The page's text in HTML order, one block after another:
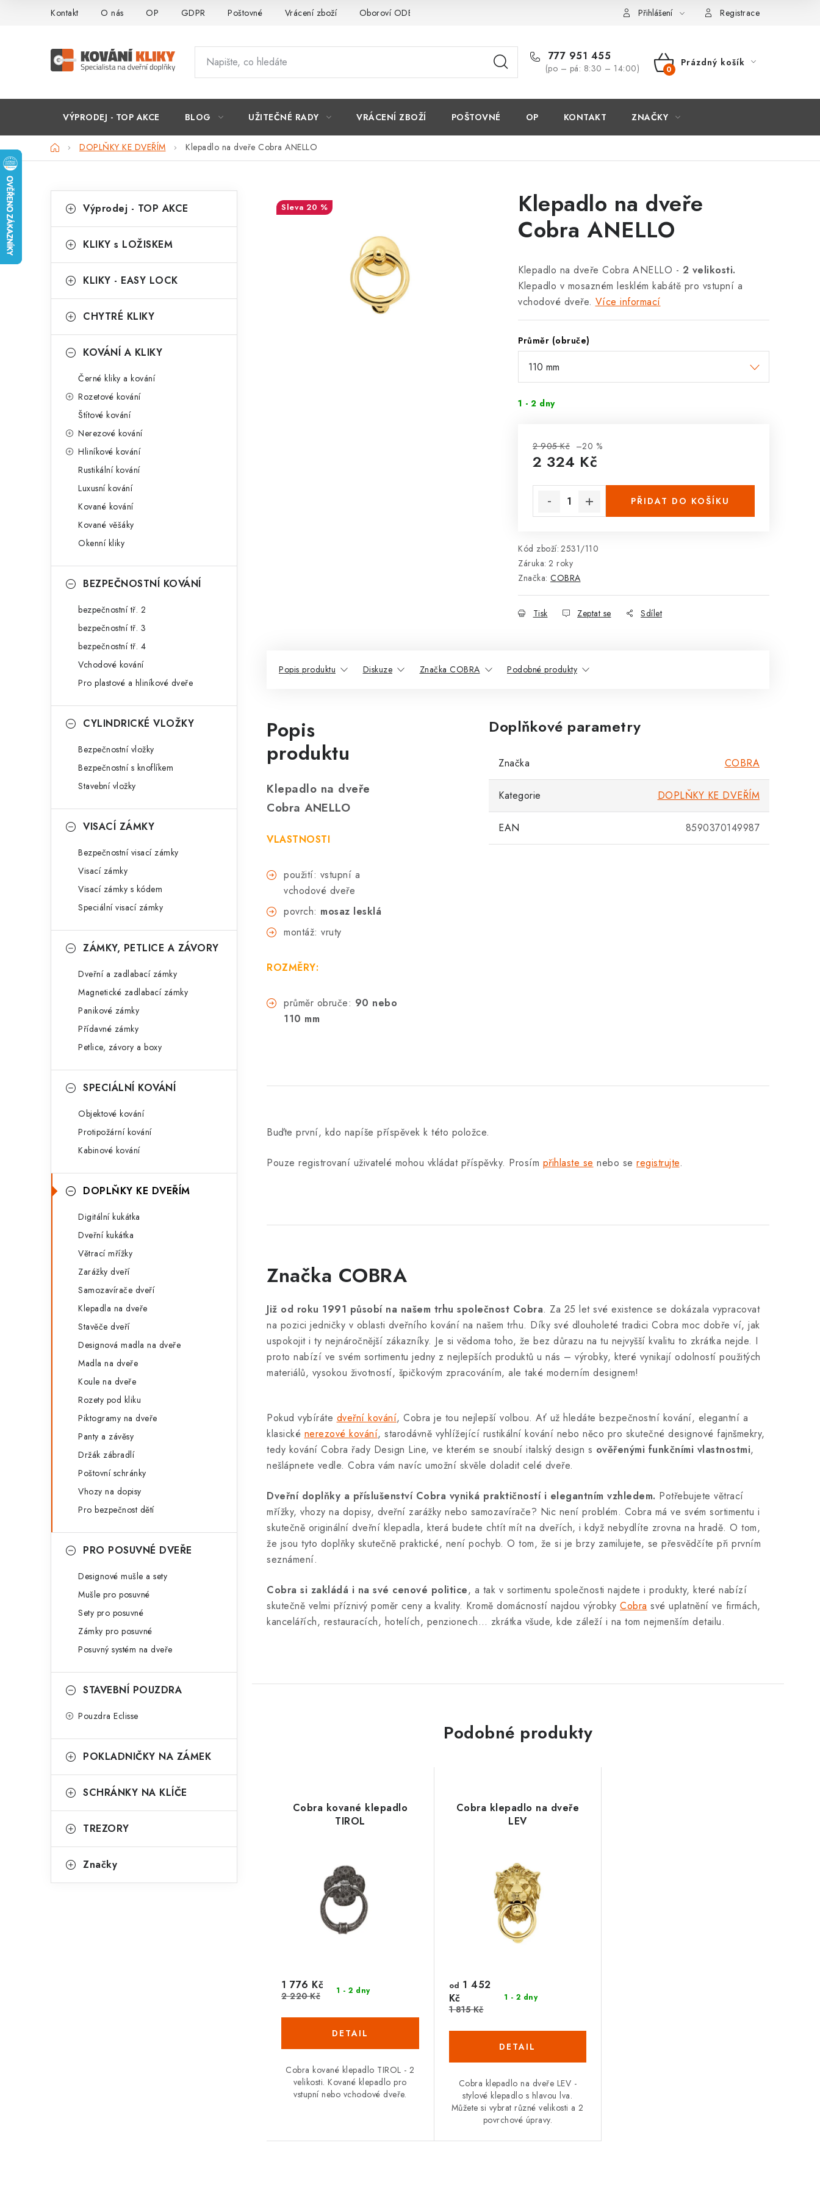
Kontakt O nás OP GDPR Poštovné Vrácení zboží Oboroví ODBORNÍCI Přihlášení Registrace
777 951 455
(po – pá: 8:30 – 14:00)
NÁKUPNÍ
Prázdný košík
VÝPRODEJ - TOP AKCE BLOG UŽITEČNÉ RADY VRÁCENÍ ZBOŽÍ POŠTOVNÉ OP KONTAKT ZNAČKY
DomůDOPLŇKY KE DVEŘÍM Klepadlo na dveře Cobra ANELLO
o
t
r
n
kategorie
a
e
o
i
Výprodej - TOP AKCE
KLIKY s LOŽISKEM
KLIKY - EASY LOCK
CHYTRÉ KLIKY
KOVÁNÍ A KLIKY
Černé kliky a kování
Rozetové kování
Štítové kování
Nerezové kování
Hliníkové kování
Rustikální kování
Luxusní kování
Kované kování
Kované věšáky
Okenní kliky
BEZPEČNOSTNÍ KOVÁNÍ
bezpečnostní tř. 2
bezpečnostní tř. 3
bezpečnostní tř. 4
Vchodové kování
Pro plastové a hliníkové dveře
CYLINDRICKÉ VLOŽKY
Bezpečnostní vložky
Bezpečnostní s knoflíkem
Stavební vložky
VISACÍ ZÁMKY
Bezpečnostní visací zámky
Visací zámky
Visací zámky s kódem
Speciální visací zámky
ZÁMKY, PETLICE A ZÁVORY
Dveřní a zadlabací zámky
Magnetické zadlabací zámky
Panikové zámky
Přídavné zámky
Petlice, závory a boxy
SPECIÁLNÍ KOVÁNÍ
Objektové kování
Protipožární kování
Kabinové kování
DOPLŇKY KE DVEŘÍM
Digitální kukátka
Dveřní kukátka
Větrací mřížky
Zarážky dveří
Samozavírače dveří
Klepadla na dveře
Stavěče dveří
Designová madla na dveře
Madla na dveře
Koule na dveře
Rozety pod kliku
Piktogramy na dveře
Panty a závěsy
Držák zábradlí
Poštovní schránky
Vhozy na dopisy
Pro bezpečnost dětí
PRO POSUVNÉ DVEŘE
Designové mušle a sety
Mušle pro posuvné
Sety pro posuvné
Zámky pro posuvné
Posuvný systém na dveře
STAVEBNÍ POUZDRA
Pouzdra Eclisse
POKLADNIČKY NA ZÁMEK
SCHRÁNKY NA KLÍČE
TREZORY
Značky
Klepadlo na dveře
Cobra ANELLO
Klepadlo na dveře Cobra ANELLO - 2 velikosti.
Klepadlo v mosazném lesklém kabátě pro vstupní a
vchodové dveře. Více informací
Průměr (obruče)
1 - 2 dny
2 905 Kč –20 %
2 324 Kč
PŘIDAT DO KOŠÍKU
Kód zboží: 2531/110
Záruka: 2 roky
Značka: COBRA
Tisk Zeptat se Sdílet
20 %
Popis produktu Diskuze Značka COBRA Podobné produkty
Popis
produktu
Klepadlo na dveře
Cobra ANELLO
VLASTNOSTI
použití: vstupní a
vchodové dveře
povrch: mosaz lesklá
montáž: vruty
ROZMĚRY:
průměr obruče: 90 nebo
110 mm
Doplňkové parametry
Značka COBRA
Kategorie DOPLŇKY KE DVEŘÍM
EAN 8590370149987
Buďte první, kdo napíše příspěvek k této položce.
Pouze registrovaní uživatelé mohou vkládat příspěvky. Prosím přihlaste se nebo se registrujte.
Značka COBRA
Již od roku 1991 působí na našem trhu společnost Cobra. Za 25 let své existence se dokázala vypracovat
na pozici jedničky v oblasti dveřního kování na našem trhu. Díky své dlouholeté tradici Cobra moc dobře ví, jak
uspokojit i ty nejnáročnější zákazníky. Je si vědoma toho, že bez důrazu na tu nejvyšší kvalitu to zkrátka nejde. I
proto nabízí ve svém sortimentu jedny z nejlepších produktů u nás – výrobky, které vynikají odolností použitých
materiálů, vysokou životností, špičkovým zpracováním, ale také moderním designem!
Pokud vybíráte dveřní kování, Cobra je tou nejlepší volbou. Ať už hledáte bezpečnostní kování, elegantní a
klasické nerezové kování, starodávně vyhlížející rustikální kování nebo něco pro skutečné designové fajnšmekry,
tedy kování Cobra řady Design Line, ve kterém se snoubí italský design s ověřenými funkčními vlastnostmi,
nešlápnete vedle. Cobra vám navíc umožní skvěle doladit celé dveře.
Dveřní doplňky a příslušenství Cobra vyniká praktičností i elegantním vzhledem. Potřebujete větrací
mřížky, vhozy na dopisy, dveřní zarážky nebo samozavírače? Nic není problém. Cobra má ve svém sortimentu i
skutečně originální dveřní klepadla, která budete chtít mít na dveřích, i když nebydlíte zrovna na hradě. O tom,
že jsou tyto doplňky skutečně praktické, není pochyb. O tom, že si je brzy zamilujete, se přesvědčíte při prvním
seznámení.
Cobra si zakládá i na své cenové politice, a tak v sortimentu společnosti najdete i produkty, které nabízí
skutečně velmi příznivý poměr ceny a kvality. Kromě domácností najdou výrobky Cobra své uplatnění ve firmách,
kancelářích, restauracích, hotelích, penzionech… zkrátka všude, kde záleží i na tom nejmenším detailu.
Podobné produkty
Cobra kované klepadlo
TIROL
1 - 2 dny
1 776 Kč
2 220 Kč
Cobra kované klepadlo TIROL - 2
velikosti. Kované klepadlo pro
vstupní nebo vchodové dveře.
Cobra klepadlo na dveře
LEV
1 - 2 dny
od 1 452
Kč
1 815 Kč
Cobra klepadlo na dveře LEV -
stylové klepadlo s hlavou lva.
Můžete si vybrat různé velikosti a 2
povrchové úpravy.